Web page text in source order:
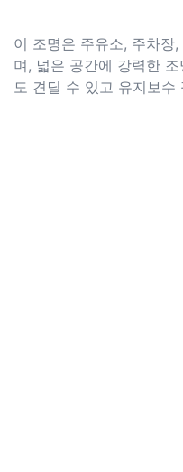
이 조명은 주유소, 주차장
며, 넓은 공간에 강력한
도 견딜 수 있고 유지보수